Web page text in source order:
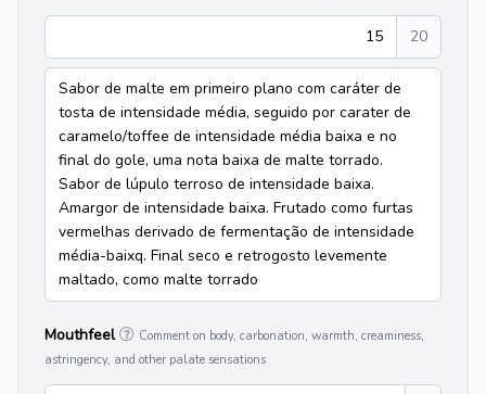
15 20
Sabor de malte em primeiro plano com caráter de
tosta de intensidade média, seguido por carater de
caramelo/toffee de intensidade média baixa e no
final do gole, uma nota baixa de malte torrado.
Sabor de lúpulo terroso de intensidade baixa.
Amargor de intensidade baixa. Frutado como furtas
vermelhas derivado de fermentação de intensidade
média-baixq. Final seco e retrogosto levemente
maltado, como malte torrado
Mouthfeel
Comment on body, carbonation, warmth, creaminess,
astringency, and other palate sensations